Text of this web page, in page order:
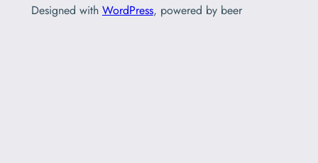
Designed with WordPress, powered by beer